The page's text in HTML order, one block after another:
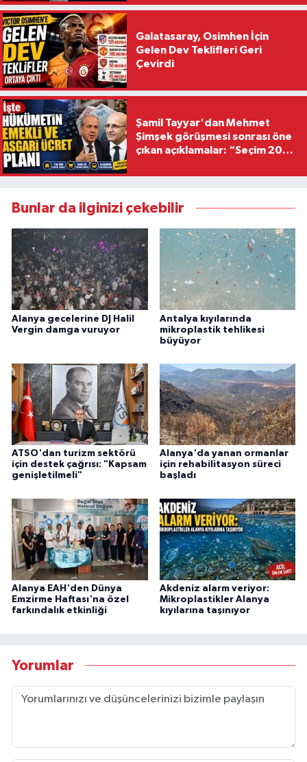
Galatasaray, Osimhen İçin
Gelen Dev Teklifleri Geri
Çevirdi
Şamil Tayyar'dan Mehmet
Şimşek görüşmesi sonrası öne
çıkan açıklamalar: “Seçim 2028
Bunlar da ilginizi çekebilir
Alanya gecelerine DJ Halil
Vergin damga vuruyor
Antalya kıyılarında
mikroplastik tehlikesi
büyüyor
ATSO'dan turizm sektörü
için destek çağrısı: "Kapsam
genişletilmeli"
Alanya'da yanan ormanlar
için rehabilitasyon süreci
başladı
Alanya EAH'den Dünya
Emzirme Haftası'na özel
farkındalık etkinliği
Akdeniz alarm veriyor:
Mikroplastikler Alanya
kıyılarına taşınıyor
Yorumlar